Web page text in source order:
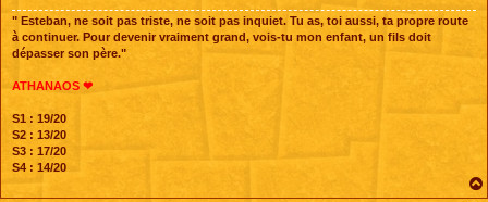
" Esteban, ne soit pas triste, ne soit pas inquiet. Tu as, toi aussi, ta propre route
à continuer. Pour devenir vraiment grand, vois-tu mon enfant, un fils doit
dépasser son père."
ATHANAOS ❤
S1 : 19/20
S2 : 13/20
S3 : 17/20
S4 : 14/20